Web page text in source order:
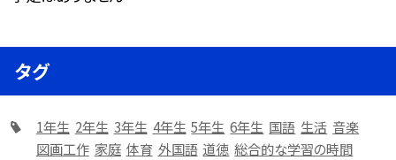
タグ
1年生 2年生 3年生 4年生 5年生 6年生 国語 生活 音楽
図画工作 家庭 体育 外国語 道徳 総合的な学習の時間